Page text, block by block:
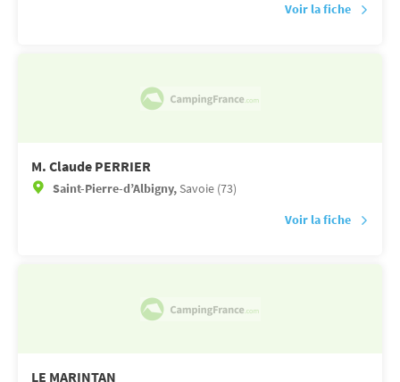
Voir la fiche
M. Claude PERRIER
Saint-Pierre-d’Albigny, Savoie (73)
Voir la fiche
LE MARINTAN